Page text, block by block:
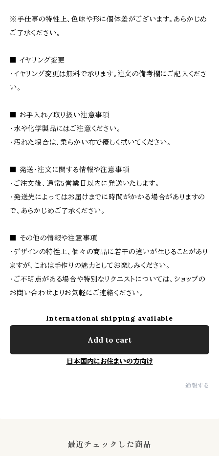
※手仕事の特性上、色味や形に個体差がございます。あらかじめ
ご了承ください。
■ イヤリング変更
・イヤリング変更は無料で承ります。注文の備考欄にご記入くださ
い。
■ お手入れ/取り扱い注意事項
・水や化学製品にはご注意ください。
・汚れた場合は、柔らかい布で優しく拭いてください。
■ 発送・注文に関する情報や注意事項
・ご注文後、通常5営業日以内に発送いたします。
・発送先によってはお届けまでに時間がかかる場合がありますの
で、あらかじめご了承ください。
■ その他の情報や注意事項
・デザインの特性上、個々の商品に若干の違いが生じることがあり
ますが、これは手作りの魅力としてお楽しみください。
・ご不明点がある場合や特別なリクエストについては、ショップの
お問い合わせよりお気軽にご連絡ください。
International shipping available
Add to cart
日本国内にお住まいの方向け
通報する
最近チェックした商品